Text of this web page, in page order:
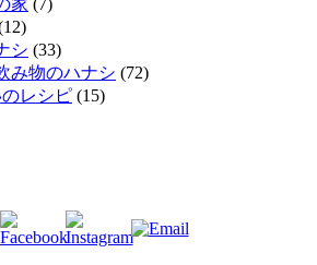
シ (33)
み物のハナシ (72)
レシピ (15)